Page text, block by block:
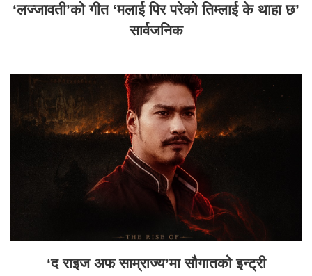
‘लज्जावती’को गीत ‘मलाई पिर परेको तिम्लाई के थाहा छ’
सार्वजनिक
‘द राइज अफ साम्राज्य’मा सौगातको इन्ट्री